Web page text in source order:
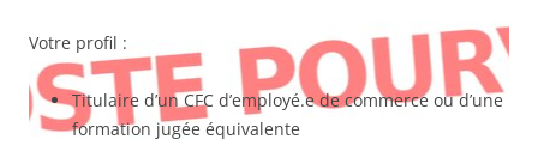
Votre profil :
Titulaire d’un CFC d’employé.e de commerce ou d’une
formation jugée équivalente